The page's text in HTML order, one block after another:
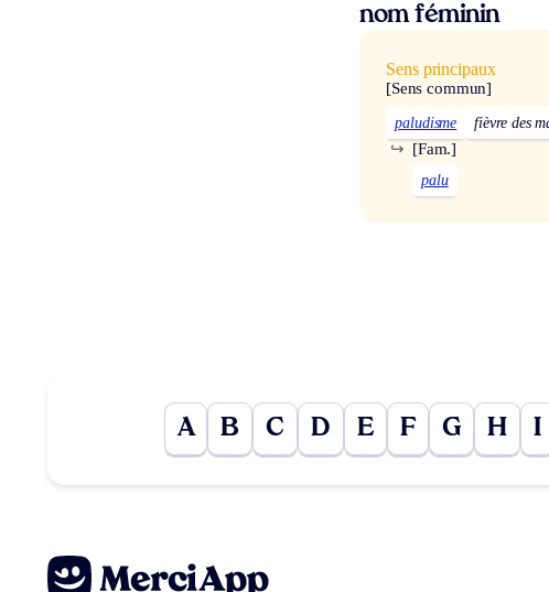
nom féminin
Sens principaux
[Sens commun]
paludisme fièvre des
[Fam.]
↪
palu
A B C D E F G H I